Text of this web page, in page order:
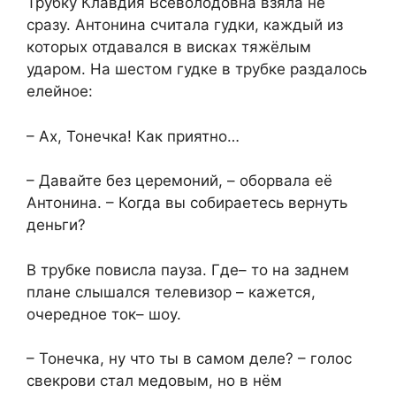
сразу. Антонина считала гудки, каждый из
которых отдавался в висках тяжёлым
ударом. На шестом гудке в трубке раздалось
елейное:
– Ах, Тонечка! Как приятно…
– Давайте без церемоний, – оборвала её
Антонина. – Когда вы собираетесь вернуть
деньги?
В трубке повисла пауза. Где– то на заднем
плане слышался телевизор – кажется,
очередное ток– шоу.
– Тонечка, ну что ты в самом деле? – голос
свекрови стал медовым, но в нём